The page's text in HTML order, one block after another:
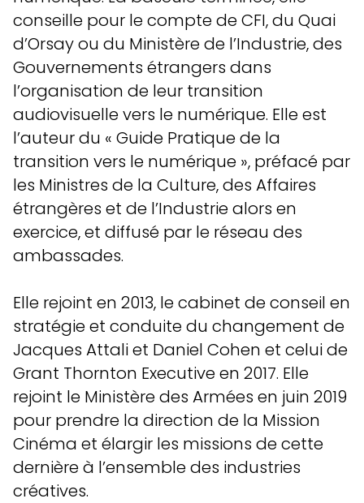
conseille pour le compte de CFI, du Quai
d’Orsay ou du Ministère de l’Industrie, des
Gouvernements étrangers dans
l’organisation de leur transition
audiovisuelle vers le numérique. Elle est
l’auteur du « Guide Pratique de la
transition vers le numérique », préfacé par
les Ministres de la Culture, des Affaires
étrangères et de l’Industrie alors en
exercice, et diffusé par le réseau des
ambassades.
Elle rejoint en 2013, le cabinet de conseil en
stratégie et conduite du changement de
Jacques Attali et Daniel Cohen et celui de
Grant Thornton Executive en 2017. Elle
rejoint le Ministère des Armées en juin 2019
pour prendre la direction de la Mission
Cinéma et élargir les missions de cette
dernière à l’ensemble des industries
créatives.